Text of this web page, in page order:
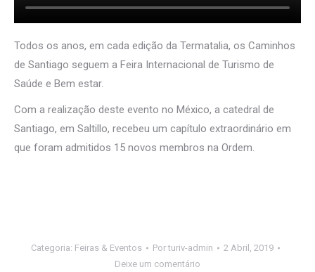
Todos os anos, em cada edição da Termatalia, os Caminhos
de Santiago seguem a Feira Internacional de Turismo de
Saúde e Bem estar.
Com a realização deste evento no México, a catedral de
Santiago, em Saltillo, recebeu um capítulo extraordinário em
que foram admitidos 15 novos membros na Ordem.
Categoria: Feiras & Eventos Porturiv-admin
2 Abril, 2019
Deixe um comentário